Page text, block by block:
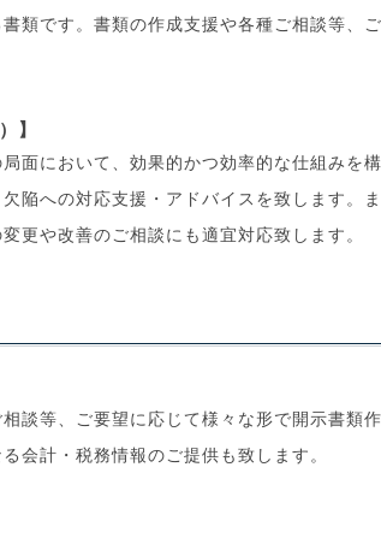
類です。書類の作成支援や各種ご相談等、ご
】
面において、効果的かつ効率的な仕組みを構
陥への対応支援・アドバイスを致します。ま
更や改善のご相談にも適宜対応致します。
談等、ご要望に応じて様々な形で開示書類作
会計・税務情報のご提供も致します。